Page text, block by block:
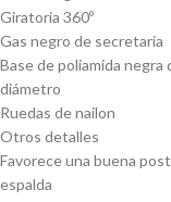
Giratoria 360º
Gas negro de secretaria
Base de poliamida
diámetro
Ruedas de nailon
Otros detalles
Favorece una buena
espalda